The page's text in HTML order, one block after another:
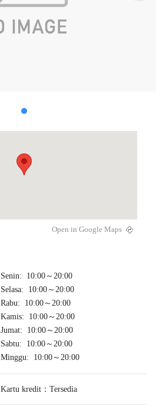
Open in Google Maps
Senin: 10:00～20:00
Selasa: 10:00～20:00
Rabu: 10:00～20:00
Kamis: 10:00～20:00
Jumat: 10:00～20:00
Sabtu: 10:00～20:00
Minggu: 10:00～20:00
Kartu kredit：Tersedia